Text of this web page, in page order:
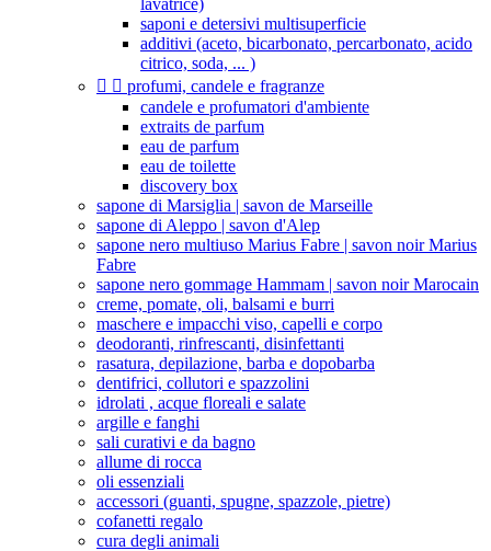
lavatrice)
saponi e detersivi multisuperficie
additivi (aceto, bicarbonato, percarbonato, acido
citrico, soda, ... )
  profumi, candele e fragranze
candele e profumatori d'ambiente
extraits de parfum
eau de parfum
eau de toilette
discovery box
sapone di Marsiglia | savon de Marseille
sapone di Aleppo | savon d'Alep
sapone nero multiuso Marius Fabre | savon noir Marius
Fabre
sapone nero gommage Hammam | savon noir Marocain
creme, pomate, oli, balsami e burri
maschere e impacchi viso, capelli e corpo
deodoranti, rinfrescanti, disinfettanti
rasatura, depilazione, barba e dopobarba
dentifrici, collutori e spazzolini
idrolati , acque floreali e salate
argille e fanghi
sali curativi e da bagno
allume di rocca
oli essenziali
accessori (guanti, spugne, spazzole, pietre)
cofanetti regalo
cura degli animali